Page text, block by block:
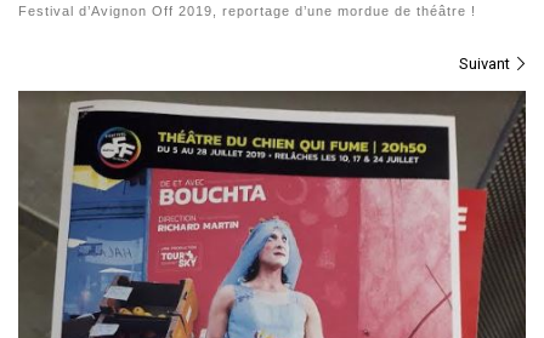
Festival d’Avignon Off 2019, reportage d’une mordue de théâtre !
Suivant